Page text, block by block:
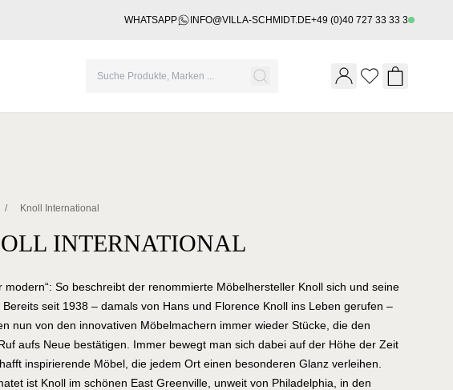
WHATSAPP INFO@VILLA-SCHMIDT.DE+49 (0)40 727 33 33 3
Wishlist
/ Knoll International
INTERNATIONAL
modern“: So beschreibt der renommierte Möbelhersteller Knoll sich und seine
Bereits seit 1938 – damals von Hans und Florence Knoll ins Leben gerufen –
nun von den innovativen Möbelmachern immer wieder Stücke, die den
aufs Neue bestätigen. Immer bewegt man sich dabei auf der Höhe der Zeit
inspirierende Möbel, die jedem Ort einen besonderen Glanz verleihen.
ist Knoll im schönen East Greenville, unweit von Philadelphia, in den